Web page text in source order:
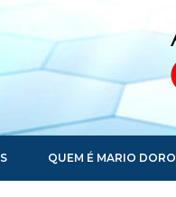
QUEM É MARIO DORO